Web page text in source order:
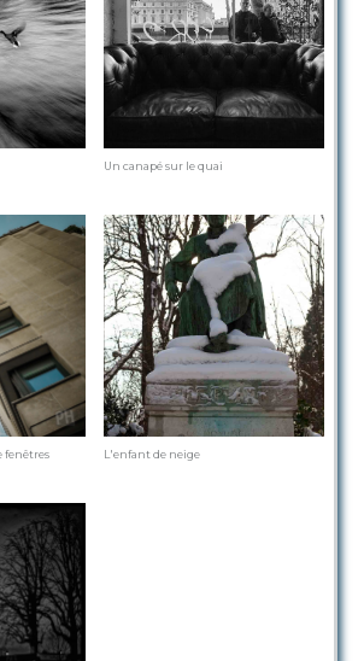
Un canapé sur le quai
fenêtres L'enfant de neige